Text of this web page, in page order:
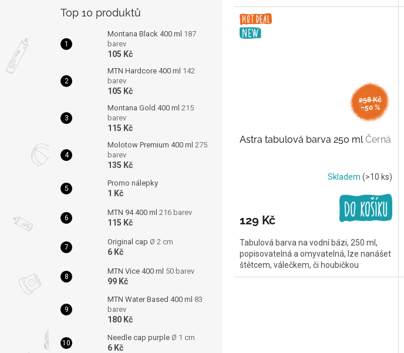
Top 10 produktů
Montana Black 400 ml 187
barev
105 Kč
MTN Hardcore 400 ml 142
barev
105 Kč
Montana Gold 400 ml 215
barev
115 Kč
Molotow Premium 400 ml 275
barev
135 Kč
Promo nálepky
1 Kč
MTN 94 400 ml 216 barev
115 Kč
Original cap Ø 2 cm
6 Kč
MTN Vice 400 ml 50 barev
99 Kč
MTN Water Based 400 ml 83
barev
180 Kč
Needle cap purple Ø 1 cm
6 Kč
258 Kč
–50 %
Astra tabulová barva 250 mlČerná
Skladem (>10 ks)
129 Kč
Tabulová barva na vodní bázi, 250 ml,
popisovatelná a omyvatelná, lze nanášet
štětcem, válečkem, či houbičkou